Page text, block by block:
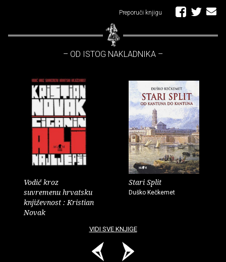
Preporuči knjigu
– OD ISTOG NAKLADNIKA –
Vodič kroz
suvremenu hrvatsku
književnost : Kristian
Novak
Stari Split
Duško Kečkemet
VIDI SVE KNJIGE